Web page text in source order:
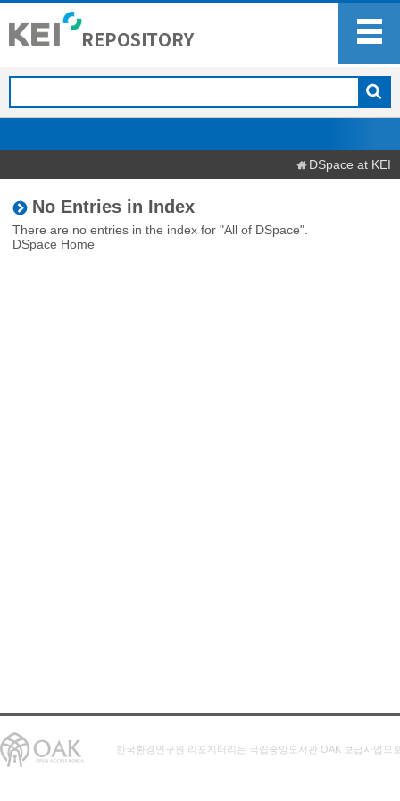
DSpace at KEI
No Entries in Index
There are no entries in the index for "All of DSpace".
DSpace Home
한국환경연구원 리포지터리는 국립중앙도서관 OAK 보급사업